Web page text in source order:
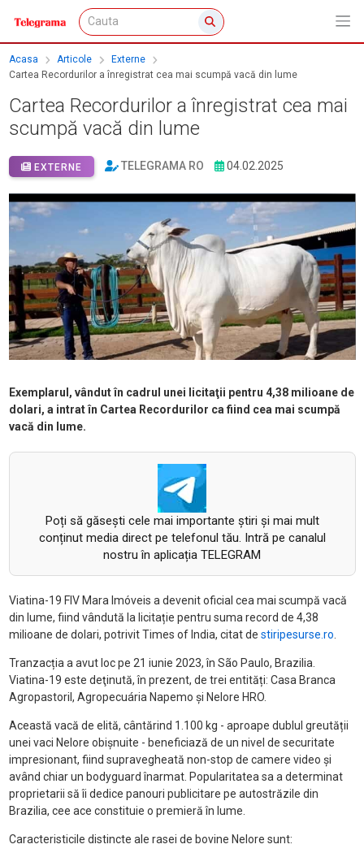
Acasa Articole
Externe
Cartea Recordurilor a înregistrat cea mai scumpă vacă din lume
Cartea Recordurilor a înregistrat cea mai
scumpă vacă din lume
EXTERNE TELEGRAMA RO 04.02.2025
Exemplarul, vândut în cadrul unei licitaţii pentru 4,38 milioane de
dolari, a intrat în Cartea Recordurilor ca fiind cea mai scumpă
vacă din lume.
Poți să găsești cele mai importante știri și mai mult
conținut media direct pe telefonul tău. Intră pe canalul
nostru în aplicația TELEGRAM
Viatina-19 FIV Mara Imóveis a devenit oficial cea mai scumpă vacă
din lume, fiind vândută la licitație pentru suma record de 4,38
milioane de dolari, potrivit Times of India, citat de stiripesurse.ro
Tranzacția a avut loc pe 21 iunie 2023, în São Paulo, Brazilia.
Viatina-19 este deţinută, în prezent, de trei entități: Casa Branca
Agropastoril, Agropecuária Napemo și Nelore HRO.
Această vacă de elită, cântărind 1.100 kg - aproape dublul greutății
unei vaci Nelore obișnuite - beneficiază de un nivel de securitate
impresionant, fiind supravegheată non-stop de camere video și
având chiar un bodyguard înarmat. Popularitatea sa a determinat
proprietarii să îi dedice panouri publicitare pe autostrăzile din
Brazilia, cee ace constituie o premieră în lume.
Caracteristicile distincte ale rasei de bovine Nelore sunt: